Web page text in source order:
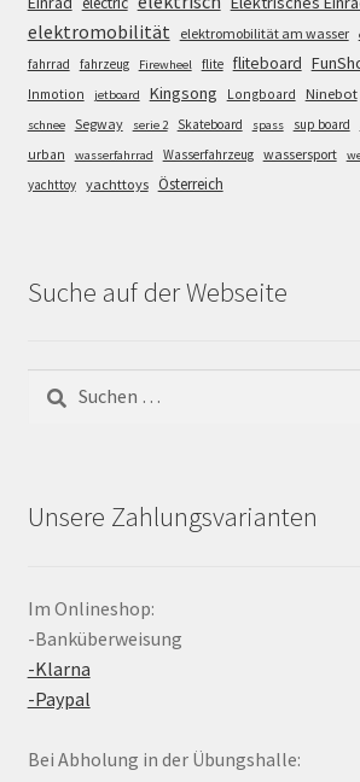
elektromobilität elektromobilität am wasser
fahrrad
fahrzeug Firewheel flite fliteboard
Inmotion jetboard Kingsong Longboard Ninebot
schnee Segway serie 2 Skateboard spass sup board
urban wasserfahrrad Wasserfahrzeug wassersport
yachttoy yachttoys Österreich
Suche auf der Webseite
Suchen
nach:
Unsere Zahlungsvarianten
Im Onlineshop:
-Banküberweisung
-Klarna
-Paypal
Bei Abholung in der Übungshalle: